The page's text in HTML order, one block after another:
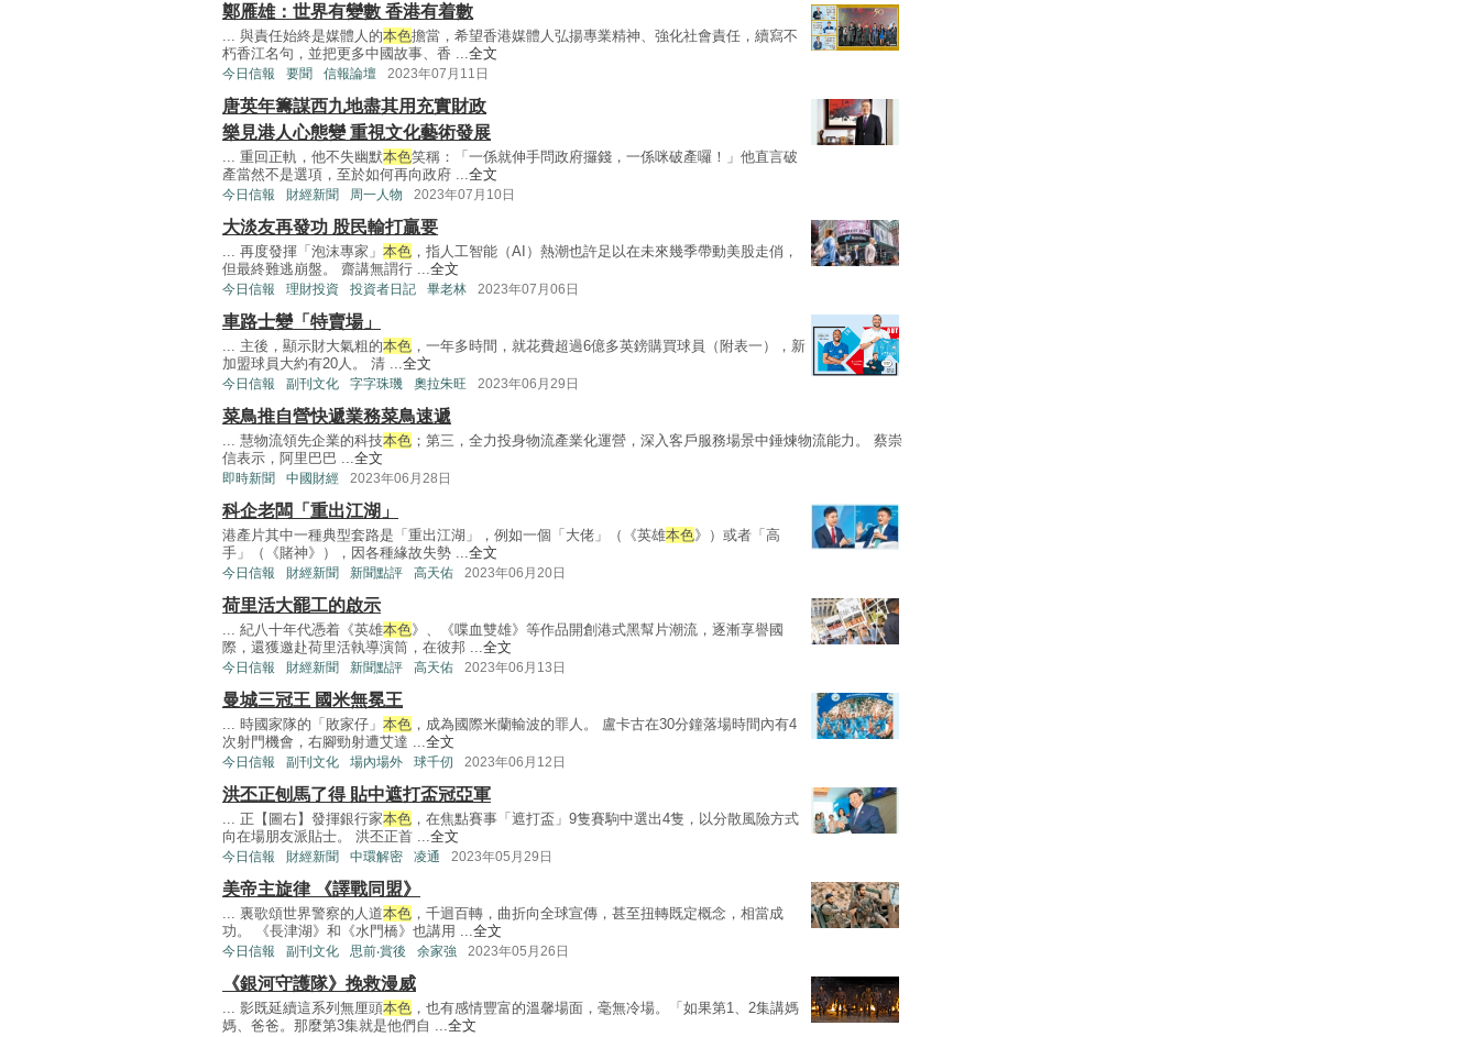
鄭雁雄：世界有變數 香港有着數
... 與責任始終是媒體人的本色擔當，希望香港媒體人弘揚專業精神、強化社會責任，續寫不
朽香江名句，並把更多中國故事、香 ...全文
今日信報 要聞 信報論壇 2023年07月11日
唐英年籌謀西九地盡其用充實財政
樂見港人心態變 重視文化藝術發展
... 重回正軌，他不失幽默本色笑稱：「一係就伸手問政府攞錢，一係咪破產囉！」他直言破
產當然不是選項，至於如何再向政府 ...全文
今日信報 財經新聞 周一人物 2023年07月10日
大淡友再發功 股民輸打贏要
... 再度發揮「泡沫專家」 本色 ，指人工智能（AI）熱潮也許足以在未來幾季帶動美股走俏，
但最終難逃崩盤。 齋講無謂行 ...全文
今日信報 理財投資 投資者日記 畢老林 2023年07月06日
車路士變「特賣場」
... 主後，顯示財大氣粗的本色 ，一年多時間，就花費超過6億多英鎊購買球員（附表一），新
加盟球員大約有20人。 清 ...全文
今日信報 副刊文化 字字珠璣 奧拉朱旺 2023年06月29日
菜鳥推自營快遞業務菜鳥速遞
... 慧物流領先企業的科技本色 ；第三，全力投身物流產業化運營，深入客戶服務場景中錘煉物流能力。 蔡崇
信表示，阿里巴巴 ...全文
即時新聞 中國財經 2023年06月28日
科企老闆「重出江湖」
港產片其中一種典型套路是「重出江湖」，例如一個「大佬」（《英雄本色》）或者「高
手」（《賭神》），因各種緣故失勢 ...全文
今日信報 財經新聞 新聞點評 高天佑 2023年06月20日
荷里活大罷工的啟示
... 紀八十年代憑着《英雄本色》、《喋血雙雄》等作品開創港式黑幫片潮流，逐漸享譽國
際，還獲邀赴荷里活執導演筒，在彼邦 ...全文
今日信報 財經新聞 新聞點評 高天佑 2023年06月13日
曼城三冠王 國米無冕王
... 時國家隊的「敗家仔」 本色 ，成為國際米蘭輸波的罪人。 盧卡古在30分鐘落場時間內有4
次射門機會，右腳勁射遭艾達 ...全文
今日信報 副刊文化 場內場外 球千仞 2023年06月12日
洪丕正刨馬了得 貼中遮打盃冠亞軍
... 正【圖右】發揮銀行家本色 ，在焦點賽事「遮打盃」9隻賽駒中選出4隻，以分散風險方式
向在場朋友派貼士。 洪丕正首 ...全文
今日信報 財經新聞 中環解密 凌通 2023年05月29日
美帝主旋律 《譯戰同盟》
... 裏歌頌世界警察的人道本色 ，千迴百轉，曲折向全球宣傳，甚至扭轉既定概念，相當成
功。 《長津湖》和《水門橋》也講用 ...全文
今日信報 副刊文化 思前‧賞後 余家強 2023年05月26日
《銀河守護隊》挽救漫威
... 影既延續這系列無厘頭本色 ，也有感情豐富的溫馨場面，毫無冷場。「如果第1、2集講媽
媽、爸爸。那麼第3集就是他們自 ...全文